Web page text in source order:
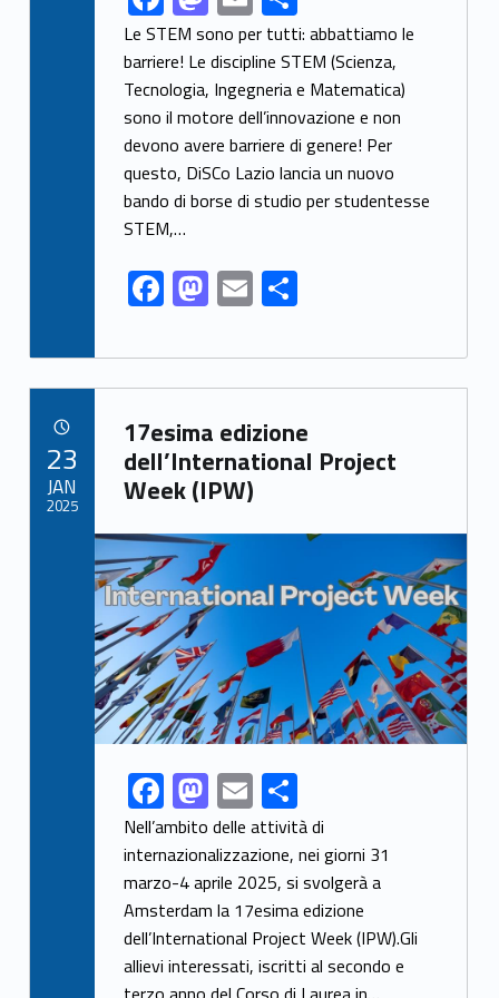
ac
e
b
o
o
k
as
to
d
o
n
m
ai
l
o
n
di
vi
di
Le STEM sono per tutti: abbattiamo le
barriere! Le discipline STEM (Scienza,
Tecnologia, Ingegneria e Matematica)
sono il motore dell’innovazione e non
devono avere barriere di genere! Per
questo, DiSCo Lazio lancia un nuovo
bando di borse di studio per studentesse
STEM,…
F
ac
e
b
o
o
k
M
as
to
d
o
n
E
m
ai
l
C
n
di
vi
di
Link identifier archive #link-archive-78089
17esima edizione
dell’International Project
Week (IPW)
Link identifier archive #link-archive-thumb-soap-56411
Link identifier share facebook archive #share-link-archive-85317F
ac
e
b
o
o
M
as
to
d
o
n
E
m
ai
l
C
o
n
di
vi
di
Nell’ambito delle attività di
internazionalizzazione, nei giorni 31
marzo-4 aprile 2025, si svolgerà a
Amsterdam la 17esima edizione
dell’International Project Week (IPW).Gli
allievi interessati, iscritti al secondo e
23
JAN
2025